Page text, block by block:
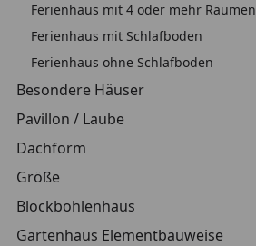
Ferienhaus mit 4 oder mehr Räumen
Ferienhaus mit Schlafboden
Ferienhaus ohne Schlafboden
Besondere Häuser
Pavillon / Laube
Dachform
Größe
Blockbohlenhaus
Gartenhaus Elementbauweise